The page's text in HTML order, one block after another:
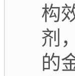
构
剂
的